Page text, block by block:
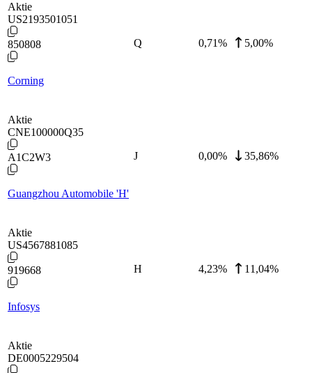
Aktie
US2193501051
850808
Corning
Q 0,71% 5,00%
Aktie
CNE100000Q35
A1C2W3
Guangzhou Automobile 'H'
J 0,00% 35,86%
Aktie
US4567881085
919668
Infosys
H 4,23% 11,04%
Aktie
DE0005229504